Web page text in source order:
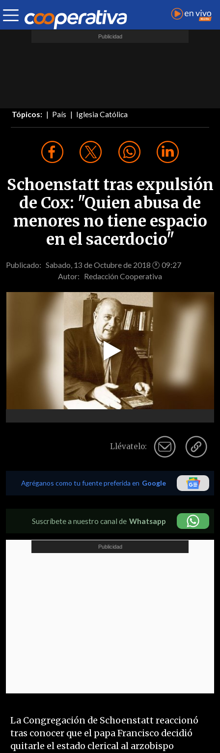
Tópicos: País Iglesia Católica
Schoenstatt tras expulsión
de Cox: "Quien abusa de
menores no tiene espacio
en el sacerdocio"
Publicado: Sabado, 13 de Octubre de 2018 🕐 09:27
Autor: Redacción Cooperativa
Play
Video
Llévatelo:
Agréganos como tu fuente preferida en Google
Suscríbete a nuestro canal de Whatsapp
La Congregación de Schoenstatt reaccionó
tras conocer que el papa Francisco decidió
quitarle el estado clerical al arzobispo